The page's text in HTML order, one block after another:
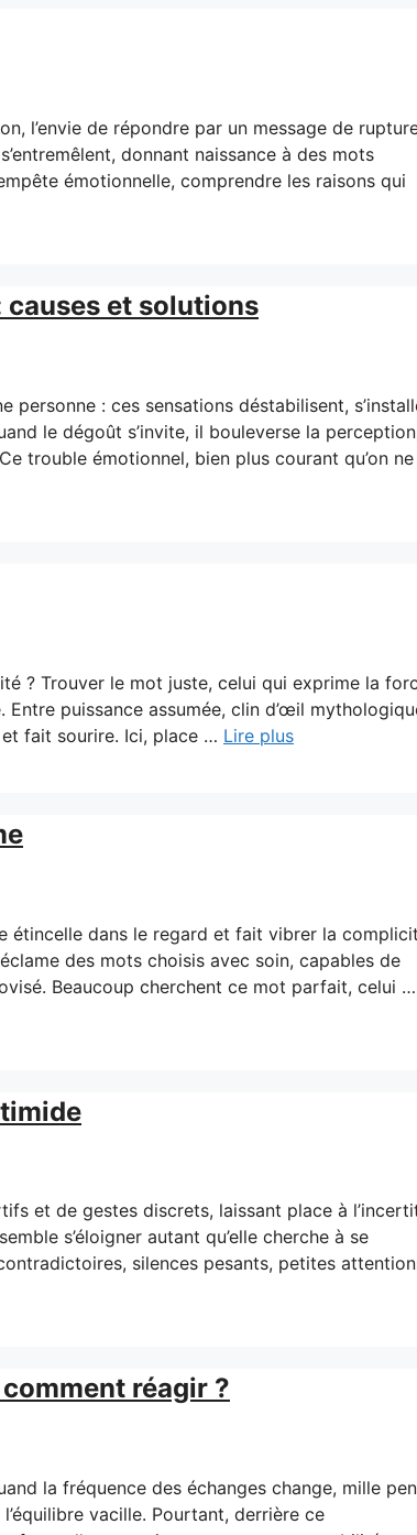
l’envie de répondre par un message de
donnant naissance à des mots
émotionnelle, comprendre les raisons qui
causes et solutions
personne : ces sensations déstabilisent,
le dégoût s’invite, il bouleverse la
trouble émotionnel, bien plus courant qu’on ne
? Trouver le mot juste, celui qui exprime la
puissance assumée, clin d’œil
et fait sourire. Ici, place … Lire plus
étincelle dans le regard et fait vibrer la
des mots choisis avec soin, capables de
Beaucoup cherchent ce mot parfait, celui …
et de gestes discrets, laissant place à
s’éloigner autant qu’elle cherche à se
silences pesants, petites
réagir ?
la fréquence des échanges change, mille
vacille. Pourtant, derrière ce